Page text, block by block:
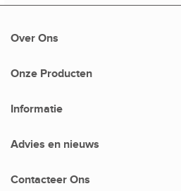
Over Ons
Onze Producten
Contacteer Ons
Informatie
Advies en nieuws